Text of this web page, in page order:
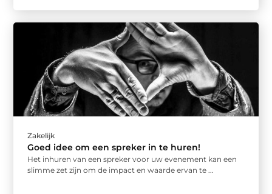
Zakelijk
Goed idee om een spreker in te huren!
Het inhuren van een spreker voor uw evenement kan een
slimme zet zijn om de impact en waarde ervan te ...